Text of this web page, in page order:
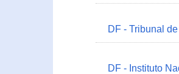
DF - Tribunal
DF - Instituto